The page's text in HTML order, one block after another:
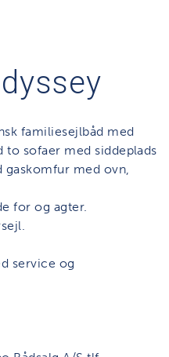
familiesejlbåd med
sofaer med siddeplads
gaskomfur med ovn,
for og agter.
service og